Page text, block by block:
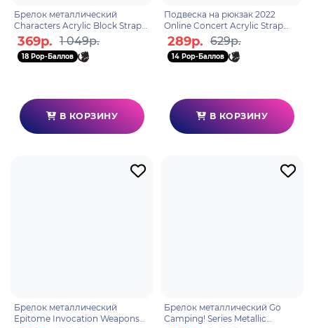
Брелок металлический
Characters Acrylic Block Strap
Albedo 6974696617542
369р. 1 049р.
18 Pop-Баллов
В КОРЗИНУ
Подвеска на рюкзак 2022
Online Concert Acrylic Strap
Xinyan 6975628240302
289р. 629р.
14 Pop-Баллов
В КОРЗИНУ
Брелок металлический
Epitome Invocation Weapons
Брелок металлический Go
Camping! Series Metallic